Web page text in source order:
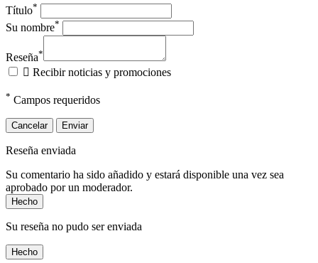
Título*
Su nombre*
Reseña*
 Recibir noticias y promociones
* Campos requeridos
Cancelar Enviar
Reseña enviada
Su comentario ha sido añadido y estará disponible una vez sea
aprobado por un moderador.
Hecho
Su reseña no pudo ser enviada
Hecho